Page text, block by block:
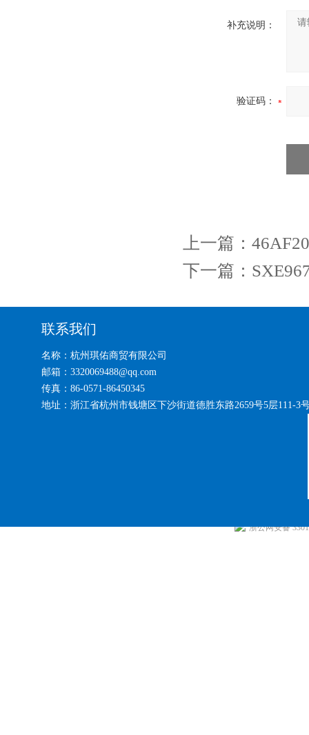
补充说明：
验证码：
上一篇：
下一篇：
联系我们
名称：杭州琪佑商贸有限公司
邮箱：3320069488@qq.com
传真：86-0571-86450345
地址：浙江省杭州市钱塘区下沙街道德胜东路2659号5层111-3
浙公网安备